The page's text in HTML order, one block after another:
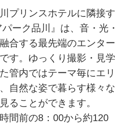
プリンスホテルに隣接す
ーク品川』は、音・光・
合する最先端のエンター
す。ゆっくり撮影・見学
管内ではテーマ毎にエリ
自然な姿で暮らす様々な
ることができます。
間前の8：00から約120